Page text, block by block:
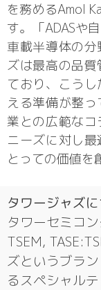
を務めるAmol
す。「ADASや
車載半導体の
ズは最高の品
ており、こう
える準備が整
業との広範な
ニーズに対し
とっての価値を
タワージャズ
タワーセミコ
TSEM,
ズというブラ
るスペシャル